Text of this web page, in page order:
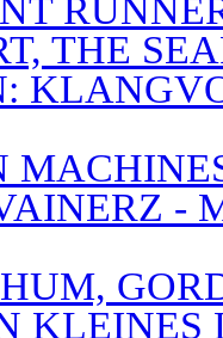
THE
-
KLEINES